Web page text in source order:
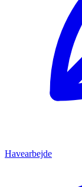
Havearbejde